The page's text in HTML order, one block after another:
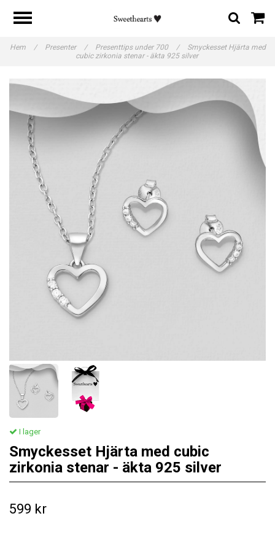
Hem / Presenter / Presenttips under 700 /
Smyckesset Hjärta med
cubic zirkonia stenar - äkta 925 silver
I lager
Smyckesset Hjärta med cubic
zirkonia stenar - äkta 925 silver
599 kr